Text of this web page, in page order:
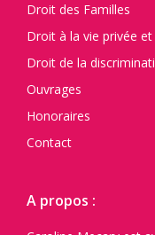
Droit des Familles
Droit à la vie privée
Droit de la
Ouvrages
Honoraires
Contact
A propos :